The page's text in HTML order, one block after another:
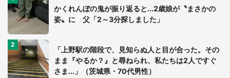
かくれんぼの鬼が振り返ると...2歳娘が〝まさかの
姿〟に 父「2～3分探しました」
「上野駅の階段で、見知らぬ人と目が合った。その
まま『やるか？』と尋ねられ、私たちは2人ですぐ
さま...」（茨城県・70代男性）